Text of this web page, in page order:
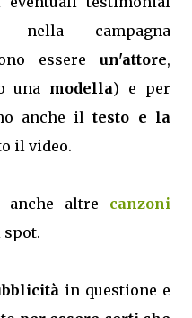
nella campagna
essere un'attore,
una modella) e per
anche iltesto e la
il video.
anche altre canzoni
in questione e